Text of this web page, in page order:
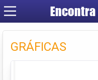
Encontra
GRÁFICAS